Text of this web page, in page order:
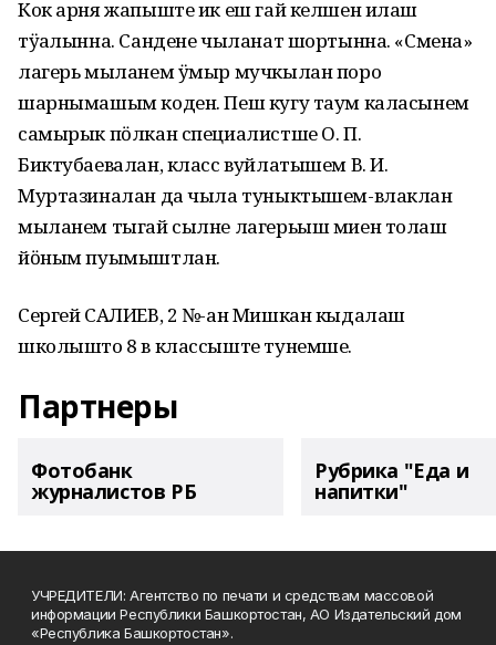
Кок арня жапыште ик еш гай келшен илаш
тӱҥалынна. Сандене чыланат шортынна. «Смена»
лагерь мыланем ӱмыр мучкылан поро
шарнымашым коден. Пеш кугу таум каласынем
самырык пӧлкан специалистше О. П.
Биктубаевалан, класс вуйлатышем В. И.
Муртазиналан да чыла туныктышем-влаклан
мыланем тыгай сылне лагерьыш миен толаш
йӧным пуымыштлан.
Сергей САЛИЕВ, 2 №-ан Мишкан кыдалаш
школышто 8 в классыште тунемше.
Партнеры
Фотобанк
журналистов РБ
Рубрика "Еда и
напитки"
УЧРЕДИТЕЛИ: Агентство по печати и средствам массовой
информации Республики Башкортостан, АО Издательский дом
«Республика Башкортостан».